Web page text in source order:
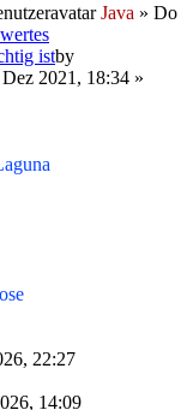
Java » Do
istby
2021, 18:34 »
22:27
14:09